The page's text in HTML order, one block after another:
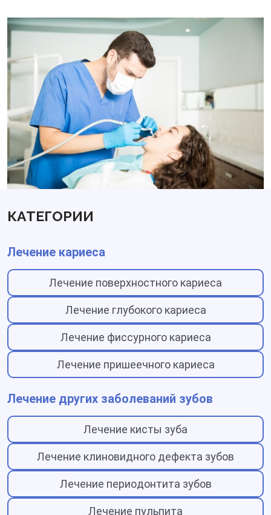
требующие постепенного лечения. Чаще это
различные формы пульпита, запущенного кариеса,
периодонтита и другие.
КАТЕГОРИИ
Лечение кариеса
Лечение поверхностного кариеса
Лечение глубокого кариеса
Лечение фиссурного кариеса
Лечение пришеечного кариеса
Лечение других заболеваний зубов
Лечение кисты зуба
Лечение клиновидного дефекта зубов
Лечение периодонтита зубов
Лечение пульпита